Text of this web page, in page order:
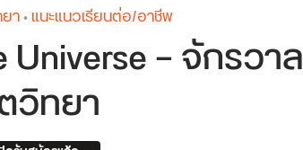
า• แนะแนวเรียนต่อ/อาชีพ
— จักรวาล
วิทยา